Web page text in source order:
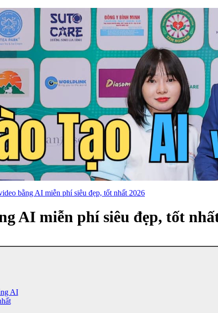
bằng AI miễn phí siêu đẹp, tốt nhất 2026
AI miễn phí siêu đẹp, tốt
AI